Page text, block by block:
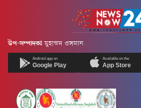
উপ-সম্পাদকঃ মুহাম্মদ ওসমান
Android app on
Google Play
Available on the
App Store